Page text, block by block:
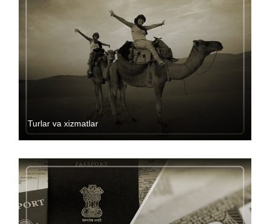
Turlar va xizmatlar